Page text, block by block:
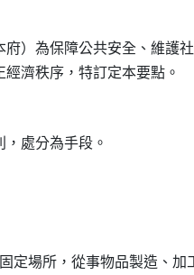
府）為保障公共安全、維護
有固定場所，從事物品製造、